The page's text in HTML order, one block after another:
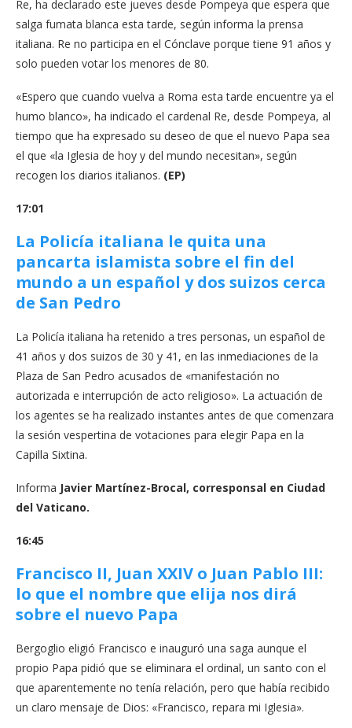
Re, ha declarado este jueves desde Pompeya que espera que
salga fumata blanca esta tarde, según informa la prensa
italiana. Re no participa en el Cónclave porque tiene 91 años y
solo pueden votar los menores de 80.
«Espero que cuando vuelva a Roma esta tarde encuentre ya el
humo blanco», ha indicado el cardenal Re, desde Pompeya, al
tiempo que ha expresado su deseo de que el nuevo Papa sea
el que «la Iglesia de hoy y del mundo necesitan», según
recogen los diarios italianos. (EP)
17:01
La Policía italiana le quita una
pancarta islamista sobre el fin del
mundo a un español y dos suizos cerca
de San Pedro
La Policía italiana ha retenido a tres personas, un español de
41 años y dos suizos de 30 y 41, en las inmediaciones de la
Plaza de San Pedro acusados de «manifestación no
autorizada e interrupción de acto religioso». La actuación de
los agentes se ha realizado instantes antes de que comenzara
la sesión vespertina de votaciones para elegir Papa en la
Capilla Sixtina.
Informa Javier Martínez-Brocal, corresponsal en Ciudad
del Vaticano.
16:45
Francisco II, Juan XXIV o Juan Pablo III:
lo que el nombre que elija nos dirá
sobre el nuevo Papa
Bergoglio eligió Francisco e inauguró una saga aunque el
propio Papa pidió que se eliminara el ordinal, un santo con el
que aparentemente no tenía relación, pero que había recibido
un claro mensaje de Dios: «Francisco, repara mi Iglesia».